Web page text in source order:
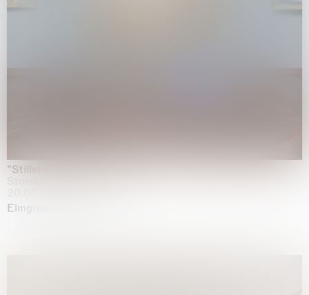
"Stilleben mit Gemüse”
Elmgreen & Dragset